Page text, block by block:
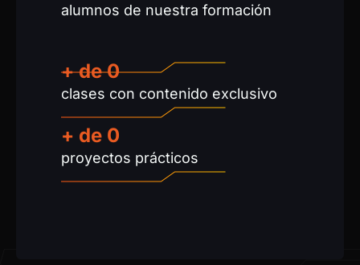
alumnos de nuestra formación
clases con contenido exclusivo
+ de 0
proyectos prácticos
+ de 0